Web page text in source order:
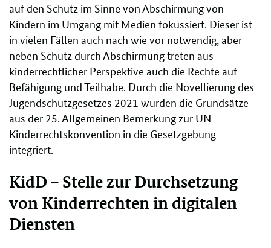
auf den Schutz im Sinne von Abschirmung von
Kindern im Umgang mit Medien fokussiert. Dieser ist
in vielen Fällen auch nach wie vor notwendig, aber
neben Schutz durch Abschirmung treten aus
kinderrechtlicher Perspektive auch die Rechte auf
Befähigung und Teilhabe. Durch die Novellierung des
Jugendschutzgesetzes 2021 wurden die Grundsätze
aus der 25. Allgemeinen Bemerkung zur UN-
Kinderrechtskonvention in die Gesetzgebung
integriert.
KidD – Stelle zur Durchsetzung
von Kinderrechten in digitalen
Diensten